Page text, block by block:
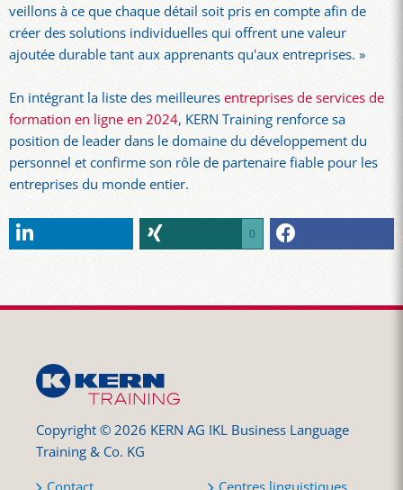
veillons à ce que chaque détail soit pris en compte afin de
créer des solutions individuelles qui offrent une valeur
ajoutée durable tant aux apprenants qu'aux entreprises. »
En intégrant la liste des meilleuresentreprises de services de
formation en ligne en 2024, KERN Training renforce sa
position de leader dans le domaine du développement du
personnel et confirme son rôle de partenaire fiable pour les
entreprises du monde entier.
0
Copyright © 2026 KERN AG IKL Business Language
Training & Co. KG